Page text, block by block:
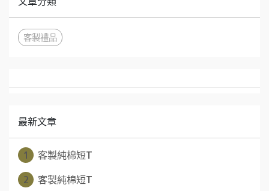
客製禮品
最新文章
1
客製純棉短T
2
客製純棉短T